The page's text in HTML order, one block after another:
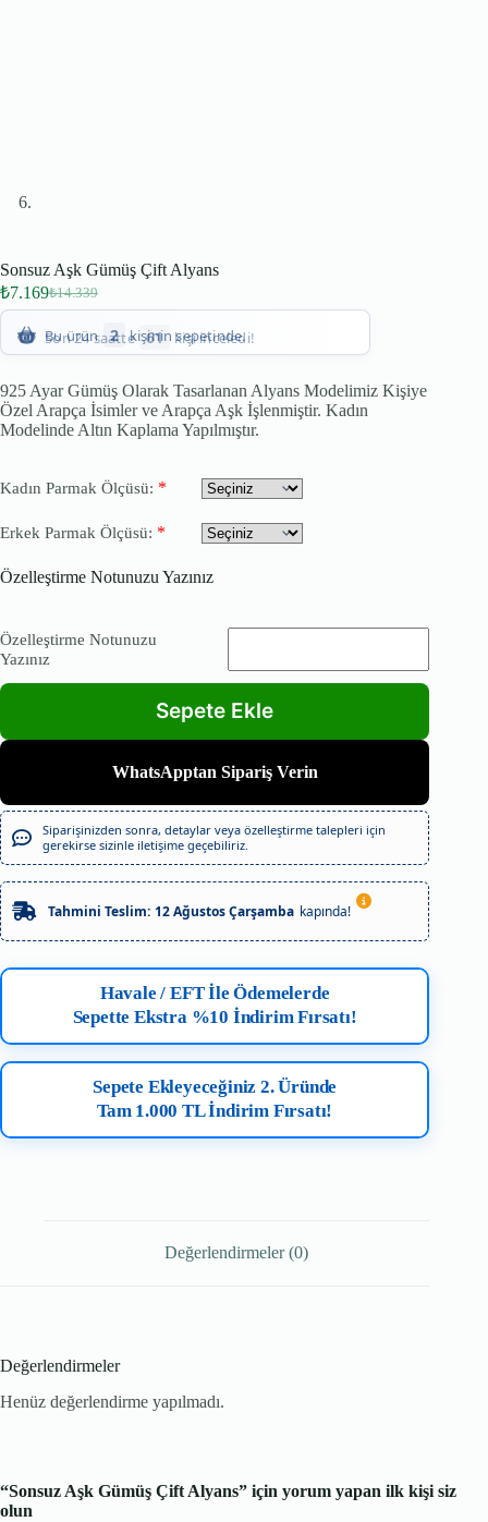
Sonsuz Aşk Gümüş Çift Alyans
₺14.339
₺7.169
Bu ürün 2 kişinin sepetinde.
Son 24 saatte 61 kişi inceledi!
925 Ayar Gümüş Olarak Tasarlanan Alyans Modelimiz Kişiye
Özel Arapça İsimler ve Arapça Aşk İşlenmiştir. Kadın
Modelinde Altın Kaplama Yapılmıştır.
Kadın Parmak Ölçüsü: *
Erkek Parmak Ölçüsü: *
Özelleştirme Notunuzu Yazınız
Özelleştirme Notunuzu
Yazınız
WhatsApptan Sipariş Verin
Siparişinizden sonra, detaylar veya özelleştirme talepleri için
gerekirse sizinle iletişime geçebiliriz.
Tahmini Teslim: 12 Ağustos Çarşamba kapında!
Havale / EFT İle Ödemelerde
Sepette Ekstra %10 İndirim Fırsatı!
Sepete Ekleyeceğiniz 2. Üründe
Tam 1.000 TL İndirim Fırsatı!
Değerlendirmeler (0)
Değerlendirmeler
Henüz değerlendirme yapılmadı.
“Sonsuz Aşk Gümüş Çift Alyans” için yorum yapan ilk kişi siz
olun